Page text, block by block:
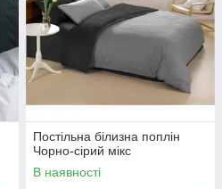
Постільна білизна поплін
Чорно-сірий мікс
В наявності